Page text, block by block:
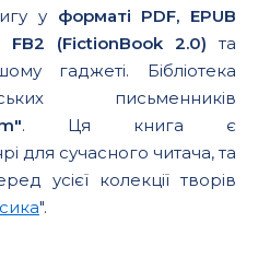
у форматі PDF, EPUB
FB2 (FictionBook 2.0) та
гаджеті. Бібліотека
письменників
. Ця книга є
для сучасного читача, та
усієї колекції творів
".